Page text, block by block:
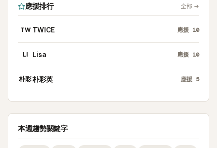
應援排行 全部 →
TW TWICE 應援 10
LI Lisa 應援 10
朴彩朴彩英 應援 5
本週趨勢關鍵字